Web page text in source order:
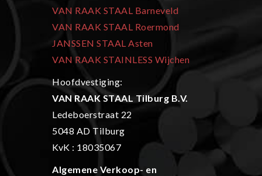
VAN RAAK STAAL Barneveld
VAN RAAK STAAL Roermond
JANSSEN STAAL Asten
VAN RAAK STAINLESS Wijchen
Hoofdvestiging:
VAN RAAK STAAL Tilburg B.V.
Ledeboerstraat 22
5048 AD Tilburg
KvK : 18035067
Algemene Verkoop- en